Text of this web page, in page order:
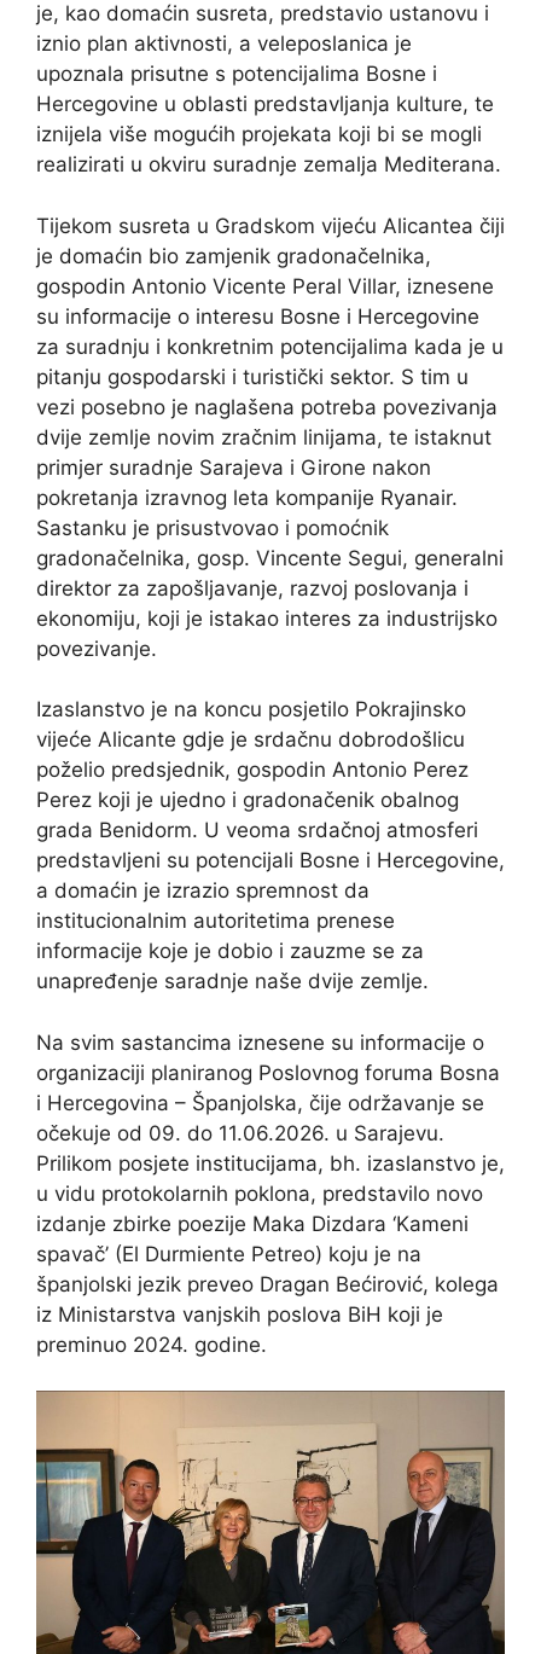
je, kao domaćin susreta, predstavio ustanovu i
iznio plan aktivnosti, a veleposlanica je
upoznala prisutne s potencijalima Bosne i
Hercegovine u oblasti predstavljanja kulture, te
iznijela više mogućih projekata koji bi se mogli
realizirati u okviru suradnje zemalja Mediterana.
Tijekom susreta u Gradskom vijeću Alicantea čiji
je domaćin bio zamjenik gradonačelnika,
gospodin Antonio Vicente Peral Villar, iznesene
su informacije o interesu Bosne i Hercegovine
za suradnju i konkretnim potencijalima kada je u
pitanju gospodarski i turistički sektor. S tim u
vezi posebno je naglašena potreba povezivanja
dvije zemlje novim zračnim linijama, te istaknut
primjer suradnje Sarajeva i Girone nakon
pokretanja izravnog leta kompanije Ryanair.
Sastanku je prisustvovao i pomoćnik
gradonačelnika, gosp. Vincente Segui, generalni
direktor za zapošljavanje, razvoj poslovanja i
ekonomiju, koji je istakao interes za industrijsko
povezivanje.
Izaslanstvo je na koncu posjetilo Pokrajinsko
vijeće Alicante gdje je srdačnu dobrodošlicu
poželio predsjednik, gospodin Antonio Perez
Perez koji je ujedno i gradonačenik obalnog
grada Benidorm. U veoma srdačnoj atmosferi
predstavljeni su potencijali Bosne i Hercegovine,
a domaćin je izrazio spremnost da
institucionalnim autoritetima prenese
informacije koje je dobio i zauzme se za
unapređenje saradnje naše dvije zemlje.
Na svim sastancima iznesene su informacije o
organizaciji planiranog Poslovnog foruma Bosna
i Hercegovina – Španjolska, čije održavanje se
očekuje od 09. do 11.06.2026. u Sarajevu.
Prilikom posjete institucijama, bh. izaslanstvo je,
u vidu protokolarnih poklona, predstavilo novo
izdanje zbirke poezije Maka Dizdara ‘Kameni
spavač’ (El Durmiente Petreo) koju je na
španjolski jezik preveo Dragan Bećirović, kolega
iz Ministarstva vanjskih poslova BiH koji je
preminuo 2024. godine.